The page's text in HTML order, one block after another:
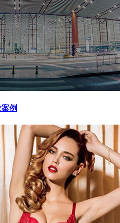
例